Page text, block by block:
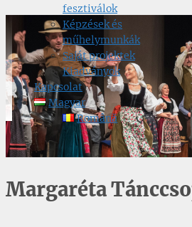
fesztiválok
Képzések és
műhelymunkák
Saját projektek
Kiadványok
Kapcsolat
Magyar
Română
Margaréta